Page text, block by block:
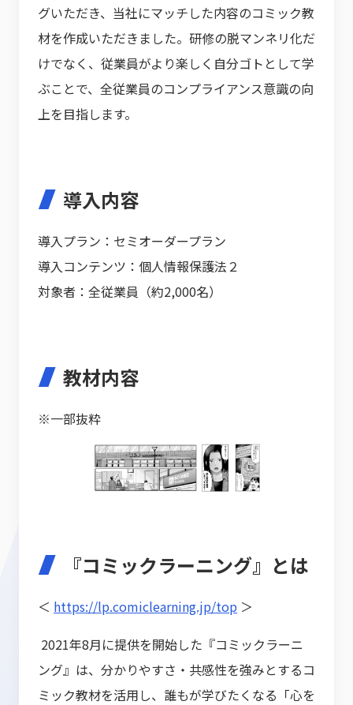
グいただき、当社にマッチした内容のコミック教
材を作成いただきました。研修の脱マンネリ化だ
けでなく、従業員がより楽しく自分ゴトとして学
ぶことで、全従業員のコンプライアンス意識の向
上を目指します。
導入内容
導入プラン：セミオーダープラン
導入コンテンツ：個人情報保護法２
対象者：全従業員（約2,000名）
教材内容
※一部抜粋
『コミックラーニング』とは
＜ https://lp.comiclearning.jp/top ＞
2021年8月に提供を開始した『コミックラーニ
ング』は、分かりやすさ・共感性を強みとするコ
ミック教材を活用し、誰もが学びたくなる「心を